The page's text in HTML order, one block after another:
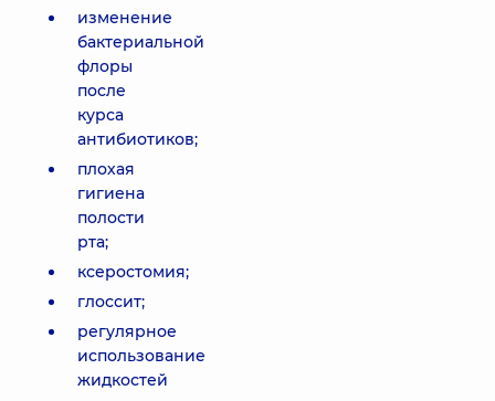
изменение
бактериальной
флоры
после
курса
антибиотиков;
плохая
гигиена
полости
рта;
ксеростомия;
глоссит;
регулярное
использование
жидкостей